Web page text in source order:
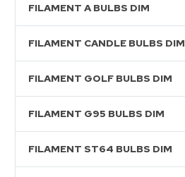
FILAMENT A BULBS DIM
FILAMENT CANDLE BULBS DIM
FILAMENT GOLF BULBS DIM
FILAMENT G95 BULBS DIM
FILAMENT ST64 BULBS DIM